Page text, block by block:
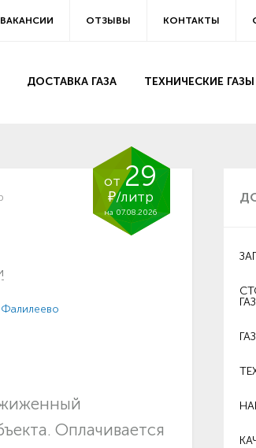
ВАКАНСИИ ОТЗЫВЫ КОНТАКТЫ
ДОСТАВКА ГАЗА ТЕХНИЧЕСКИЕ ГАЗЫ
от29
₽/литр
на 07.08.2026
Фалилеево
Оплачивается